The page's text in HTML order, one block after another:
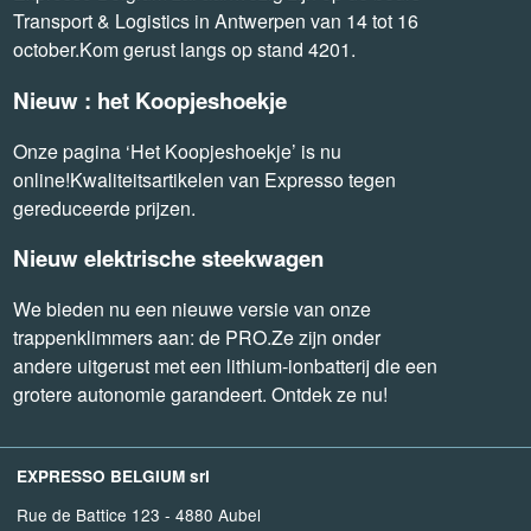
Transport & Logistics in Antwerpen van 14 tot 16
october.Kom gerust langs op stand 4201.
Nieuw : het Koopjeshoekje
Onze pagina ‘Het Koopjeshoekje’ is nu
online!Kwaliteitsartikelen van Expresso tegen
gereduceerde prijzen.
Nieuw elektrische steekwagen
We bieden nu een nieuwe versie van onze
trappenklimmers aan: de PRO.Ze zijn onder
andere uitgerust met een lithium-ionbatterij die een
grotere autonomie garandeert. Ontdek ze nu!
EXPRESSO BELGIUM srl
Rue de Battice 123 - 4880 Aubel